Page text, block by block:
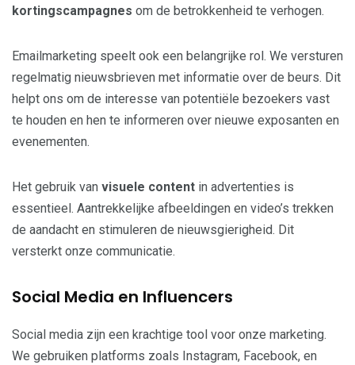
kortingscampagnes om de betrokkenheid te verhogen.
Emailmarketing speelt ook een belangrijke rol. We versturen
regelmatig nieuwsbrieven met informatie over de beurs. Dit
helpt ons om de interesse van potentiële bezoekers vast
te houden en hen te informeren over nieuwe exposanten en
evenementen.
Het gebruik van visuele content in advertenties is
essentieel. Aantrekkelijke afbeeldingen en video’s trekken
de aandacht en stimuleren de nieuwsgierigheid. Dit
versterkt onze communicatie.
Social Media en Influencers
Social media zijn een krachtige tool voor onze marketing.
We gebruiken platforms zoals Instagram, Facebook, en